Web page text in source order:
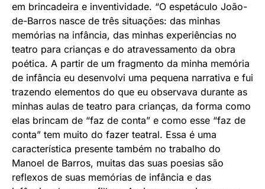
em brincadeira e inventividade. “O espetáculo João-
de-Barros nasce de três situações: das minhas
memórias na infância, das minhas experiências no
teatro para crianças e do atravessamento da obra
poética. A partir de um fragmento da minha memória
de infância eu desenvolvi uma pequena narrativa e fui
trazendo elementos do que eu observava durante as
minhas aulas de teatro para crianças, da forma como
elas brincam de “faz de conta” e como esse “faz de
conta” tem muito do fazer teatral. Essa é uma
característica presente também no trabalho do
Manoel de Barros, muitas das suas poesias são
reflexos de suas memórias de infância e das